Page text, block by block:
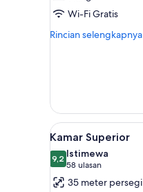
Jayaprana
Wi-Fi Gratis
Rincian selengkapnya
Rincian
Jayaprana
Suite)
Lihat
semua
foto
untuk
6
Kamar Superior
9,29,2 dari 10
Istimewa
58 ulasan
(58
ulasan)
35 meter persegi